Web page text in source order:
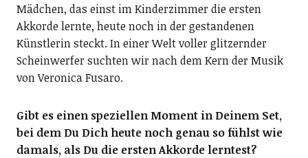
Mädchen, das einst im Kinderzimmer die ersten
Akkorde lernte, heute noch in der gestandenen
Künstlerin steckt. In einer Welt voller glitzernder
Scheinwerfer suchten wir nach dem Kern der Musik
von Veronica Fusaro.
Gibt es einen speziellen Moment in Deinem Set,
bei dem Du Dich heute noch genau so fühlst wie
damals, als Du die ersten Akkorde lerntest?